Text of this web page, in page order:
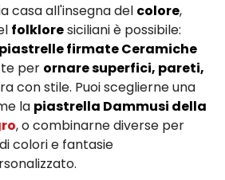
casa all'insegna del colore,
folkloresiciliani è possibile:
piastrelle firmate Ceramiche
per ornare superfici, pareti,
con stile. Puoi sceglierne una
la piastrella Dammusi della
, o combinarne diverse per
colori e fantasie